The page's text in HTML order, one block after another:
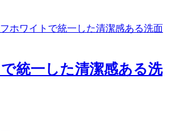
統一した清潔感ある洗